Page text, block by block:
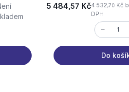
5 484,57 Kč4 532,70 Kč
DPH
Do